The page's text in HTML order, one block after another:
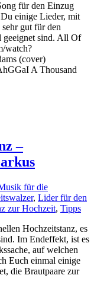
für den Einzug
einige Lieder, mit
gut für den
geeignet sind. All Of
watch?
(cover)
A Thousand
–
für die
, Lider für den
zur Hochzeit, Tipps
Hochzeitstanz, es
Im Endeffekt, ist es
auf welchen
Euch einmal einige
die Brautpaare zur